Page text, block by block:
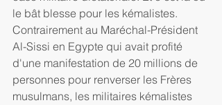
le bât blesse pour les kémalistes.
Contrairement au Maréchal-Président
Al-Sissi en Egypte qui avait profité
d'une manifestation de 20 millions de
personnes pour renverser les Frères
musulmans, les militaires kémalistes